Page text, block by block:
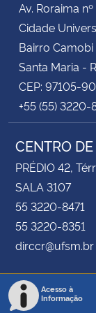
Secretaria-Geral
Secretaria de Governo
Gabinete de
Advocacia-Geral da
Av. Roraima
Cidade
Bairro Camobi
Santa Maria -
CEP: 97105-
+55 (55)
CENTRO
PRÉDIO 42,
SALA 3107
55 3220-8471
55 3220-8351
dirccr@ufsm.br
Acesso à
Informação